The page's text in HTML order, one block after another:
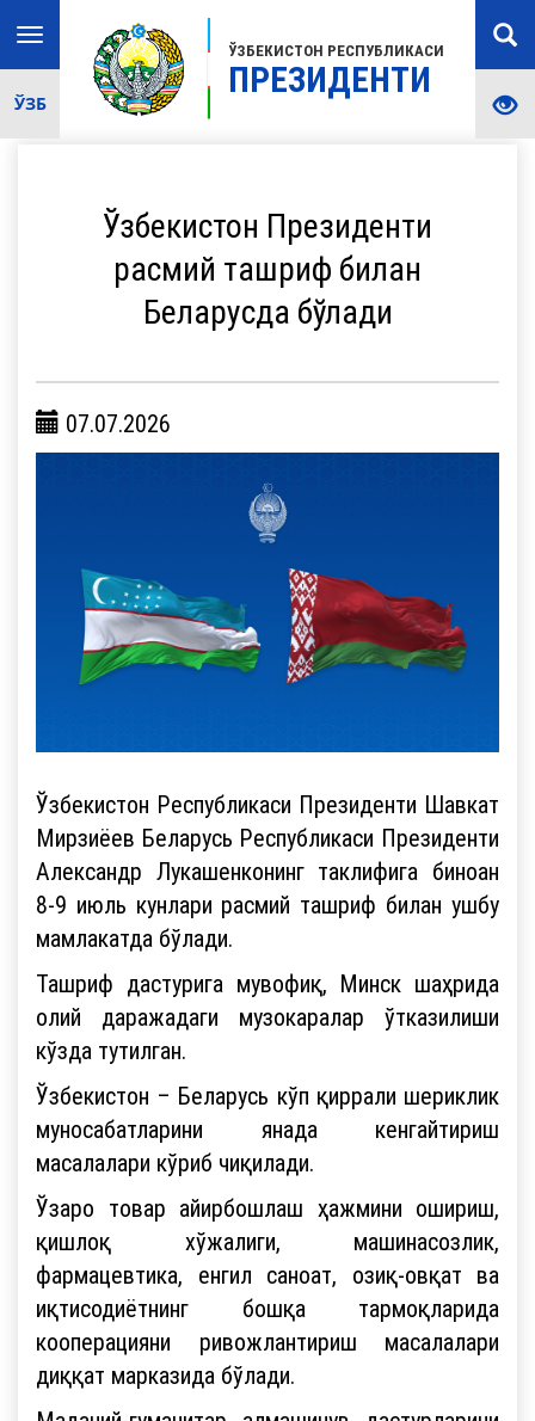
ЎЗБЕКИСТОН РЕСПУБЛИКАСИ
ПРЕЗИДЕНТИ
Toggle
navigation
ЎЗБ
Ўзбекистон Президенти
расмий ташриф билан
Беларусда бўлади
07.07.2026
Ўзбекистон Республикаси Президенти Шавкат
Мирзиёев Беларусь Республикаси Президенти
Александр Лукашенконинг таклифига биноан
8-9 июль кунлари расмий ташриф билан ушбу
мамлакатда бўлади.
Ташриф дастурига мувофиқ, Минск шаҳрида
олий даражадаги музокаралар ўтказилиши
кўзда тутилган.
Ўзбекистон – Беларусь кўп қиррали шериклик
муносабатларини янада кенгайтириш
масалалари кўриб чиқилади.
Ўзаро товар айирбошлаш ҳажмини ошириш,
қишлоқ хўжалиги, машинасозлик,
фармацевтика, енгил саноат, озиқ-овқат ва
иқтисодиётнинг бошқа тармоқларида
кооперацияни ривожлантириш масалалари
диққат марказида бўлади.